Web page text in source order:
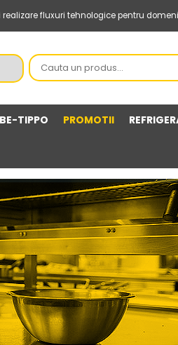
fluxuri tehnologice pentru
TIPPO PROMOTII